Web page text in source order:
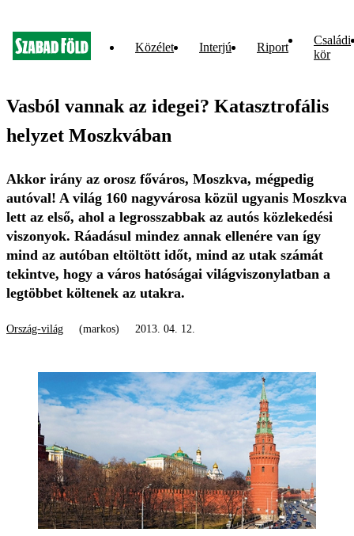
Közélet Interjú Riport
Családi
kör
Vasból vannak az idegei? Katasztrofális
helyzet Moszkvában
Akkor irány az orosz főváros, Moszkva, mégpedig
autóval! A világ 160 nagyvárosa közül ugyanis Moszkva
lett az első, ahol a legrosszabbak az autós közlekedési
viszonyok. Ráadásul mindez annak ellenére van így
mind az autóban eltöltött időt, mind az utak számát
tekintve, hogy a város hatóságai világviszonylatban a
legtöbbet költenek az utakra.
Ország-világ (markos) 2013. 04. 12.